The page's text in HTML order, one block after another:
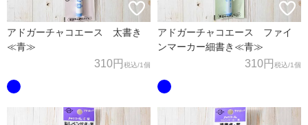
アドガーチャコエース 太書き
≪青≫
310円 税込/1個
アドガーチャコエース ファイ
ンマーカー細書き≪青≫
310円 税込/1個